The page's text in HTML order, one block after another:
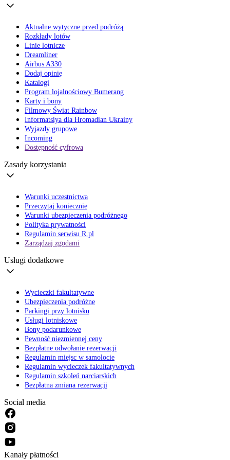
Aktualne wytyczne przed podróżą
Rozkłady lotów
Linie lotnicze
Dreamliner
Airbus A330
Dodaj opinię
Katalogi
Program lojalnościowy Bumerang
Karty i bony
Filmowy Świat Rainbow
Informatsiya dla Hromadian Ukrainy
Wyjazdy grupowe
Incoming
Dostępność cyfrowa
Zasady korzystania
Warunki uczestnictwa
Przeczytaj koniecznie
Warunki ubezpieczenia podróżnego
Polityka prywatności
Regulamin serwisu R.pl
Zarządzaj zgodami
Usługi dodatkowe
Wycieczki fakultatywne
Ubezpieczenia podróżne
Parkingi przy lotnisku
Usługi lotniskowe
Bony podarunkowe
Pewność niezmiennej ceny
Bezpłatne odwołanie rezerwacji
Regulamin miejsc w samolocie
Regulamin wycieczek fakultatywnych
Regulamin szkoleń narciarskich
Bezpłatna zmiana rezerwacji
Social media
Kanały płatności